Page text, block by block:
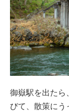
御嶽駅を出たら
びて、散策にう